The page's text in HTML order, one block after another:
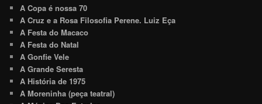
A Copa é nossa 70
A Cruz e a Rosa Filosofia Perene. Luiz Eça
A Festa do Macaco
A Festa do Natal
A Gonfie Vele
A Grande Seresta
A História de 1975
A Moreninha (peça teatral)